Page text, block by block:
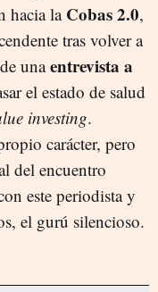
hacia la Cobas 2.0,
tras volver a
unaentrevista a
el estado de salud
investing.
carácter, pero
del encuentro
este periodista y
el gurú silencioso.